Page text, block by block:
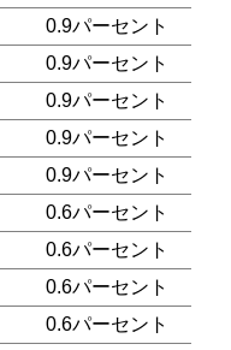
0.9パーセント
0.9パーセント
0.9パーセント
0.9パーセント
0.9パーセント
0.6パーセント
0.6パーセント
0.6パーセント
0.6パーセント